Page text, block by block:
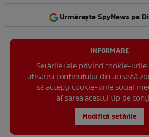
Urmărește SpyNews pe
INFORMARE
Setările tale privind cookie-
afișarea conținutului din această
să accepți cookie-urile social
afisarea acestui tip de
Modifică setările